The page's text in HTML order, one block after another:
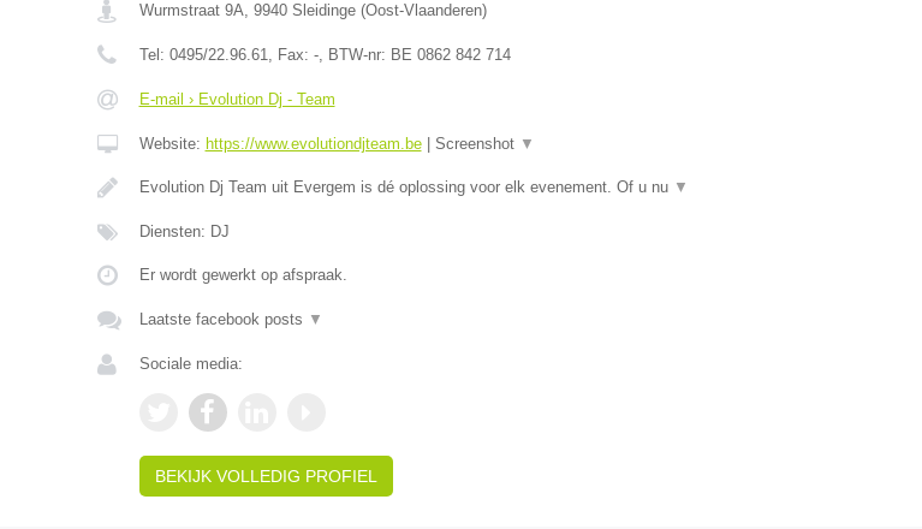
Wurmstraat 9A, 9940 Sleidinge(Oost-Vlaanderen)
Tel: 0495/22.96.61, Fax: -, BTW-nr: BE 0862 842 714
E-mail › Evolution Dj - Team
Website: https://www.evolutiondjteam.be| Screenshot ▼
Evolution Dj Team uit Evergem is dé oplossing voor elk evenement. Of u nu ▼
Diensten: DJ
Er wordt gewerkt op afspraak.
Laatste facebook posts ▼
Sociale media:
BEKIJK VOLLEDIG PROFIEL